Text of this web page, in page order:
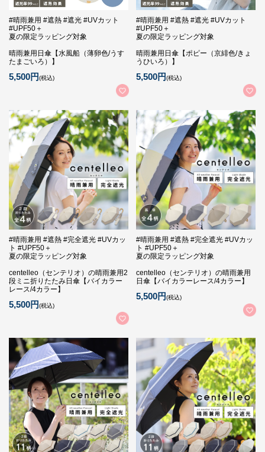
#晴雨兼用 #遮熱 #遮光 #UVカット
#UPF50＋
夏の限定ラッピング対象
晴雨兼用日傘【水風船（薄卵色/うす
たまごいろ）】
5,500円(税込)
#晴雨兼用 #遮熱 #遮光 #UVカット
#UPF50＋
夏の限定ラッピング対象
晴雨兼用日傘【ポピー（京緋色/きょ
うひいろ）】
5,500円(税込)
#晴雨兼用 #遮熱 #完全遮光 #UVカッ
ト #UPF50＋
夏の限定ラッピング対象
centelleo（センテリオ）の晴雨兼用2
段ミニ折りたたみ日傘【バイカラー
レース/4カラー】
5,500円(税込)
#晴雨兼用 #遮熱 #完全遮光 #UVカッ
ト #UPF50＋
夏の限定ラッピング対象
centelleo（センテリオ）の晴雨兼用
日傘【バイカラーレース/4カラー】
5,500円(税込)